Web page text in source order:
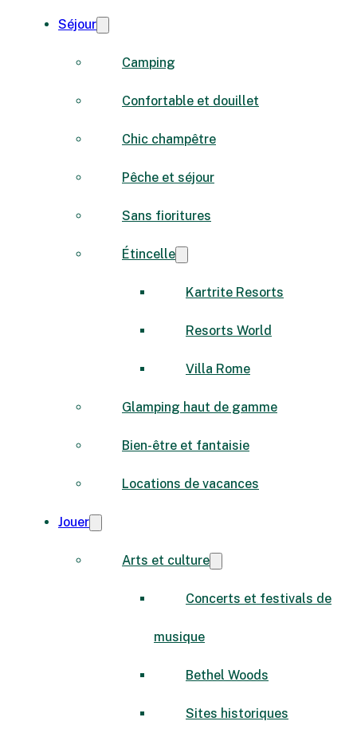
Séjour
Camping
Confortable et douillet
Chic champêtre
Pêche et séjour
Sans fioritures
Étincelle
Kartrite Resorts
Resorts World
Villa Rome
Glamping haut de gamme
Bien-être et fantaisie
Locations de vacances
Jouer
Arts et culture
Concerts et festivals de
musique
Bethel Woods
Sites historiques